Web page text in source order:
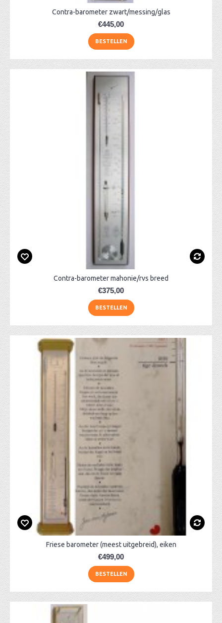
Contra-barometer zwart/messing/glas
€445,00
BESTELLEN
Contra-barometer mahonie/rvs breed
€375,00
BESTELLEN
Friese barometer (meest uitgebreid), eiken
€499,00
BESTELLEN